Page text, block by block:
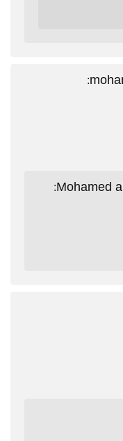
:
Mohamed
: